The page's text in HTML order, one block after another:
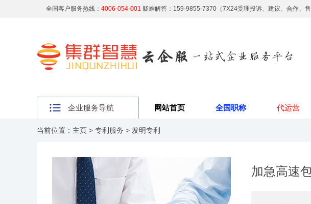
全国客户服务热线： 4006-054-001 疑难解答：159-9855-7370（7X24受理投诉、建议、合作、
企业服务导航 网站首页 全国职称 代运营
当前位置： 主页 > 专利服务 > 发明专利
加急高速